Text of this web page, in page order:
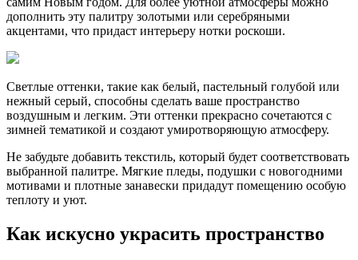
дополнить эту палитру золотыми или серебряными
акцентами, что придаст интерьеру нотки роскоши.
Светлые оттенки, такие как белый, пастельный голубой или
нежный серый, способны сделать ваше пространство
воздушным и легким. Эти оттенки прекрасно сочетаются с
зимней тематикой и создают умиротворяющую атмосферу.
Не забудьте добавить текстиль, который будет соответствовать
выбранной палитре. Мягкие пледы, подушки с новогодними
мотивами и плотные занавески придадут помещению особую
теплоту и уют.
Как искусно украсить пространство